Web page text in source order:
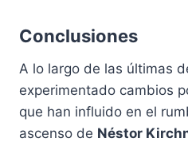
Conclusiones
A lo largo de las últimas
experimentado cambios
que han influido en el
ascenso de Néstor